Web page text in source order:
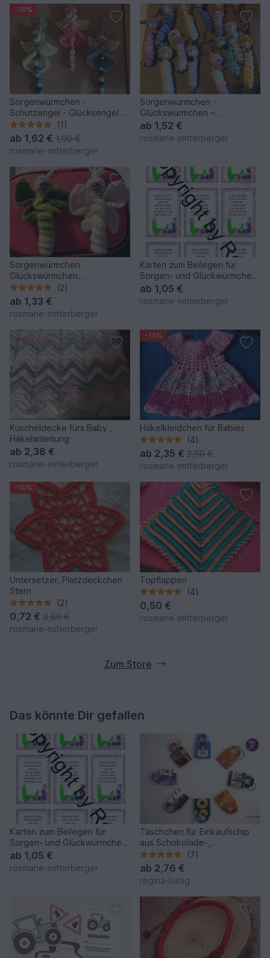
-10%
Sorgenwürmchen -
Schutzengel - Glücksengel -
Weihnachtsengel
(1)
ab 1,62 € 1,90 €
rosmarie-mitterberger
Sorgenwürmchen -
Glückswürmchen –
Schlüsselanhänger
ab 1,52 €
rosmarie-mitterberger
Sorgenwürmchen
Glückswürmchen
Schmetterling
(2)
ab 1,33 €
rosmarie-mitterberger
Karten zum Beilegen für
Sorgen- und Glückwürmchen
- einfach ausdrucken
ab 1,05 €
rosmarie-mitterberger
Kuscheldecke fürs Baby ,
Häkelanleitung
ab 2,38 €
rosmarie-mitterberger
-15%
Häkelkleidchen für Babies
(4)
ab 2,35 € 2,90 €
rosmarie-mitterberger
-10%
Untersetzer, Platzdeckchen
Stern
(2)
0,72 € 0,80 €
rosmarie-mitterberger
Topflappen
(4)
0,50 €
rosmarie-mitterberger
Zum Store
Das könnte Dir gefallen
Karten zum Beilegen für
Sorgen- und Glückwürmchen
- einfach ausdrucken
ab 1,05 €
rosmarie-mitterberger
Täschchen für Einkaufschip
aus Schokolade-,
Waschmittel- oder
Kaffeeverpackung,
Schlüsselanhänger,
Taschenbaumler, Recycling,
Upcycling
(7)
ab 2,76 €
regina-lustig